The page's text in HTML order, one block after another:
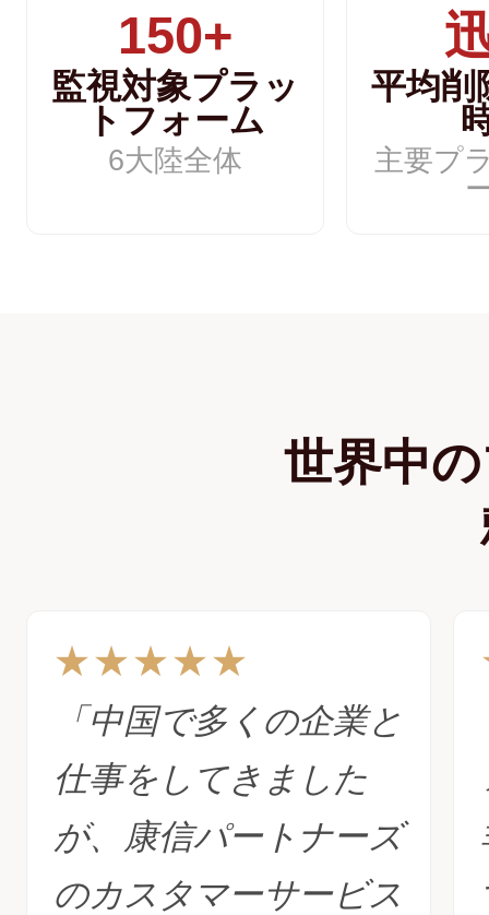
150+
監視対象プラッ
トフォーム
6大陸全体
平均削
主要プ
世界中
★★★★★
「中国で多くの企業と
仕事をしてきました
が、康信パートナーズ
のカスタマーサービス